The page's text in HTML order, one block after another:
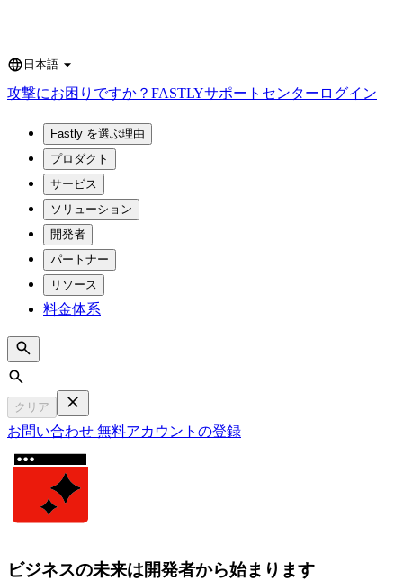
Language
日本語
攻撃にお困りですか？ FASTLYサポートセンター ログイン
Fastly を選ぶ理由
プロダクト
サービス
ソリューション
開発者
パートナー
リソース
料金体系
Search
クリア
お問い合わせ 無料アカウントの登録
ビジネスの未来は開発者から始まります